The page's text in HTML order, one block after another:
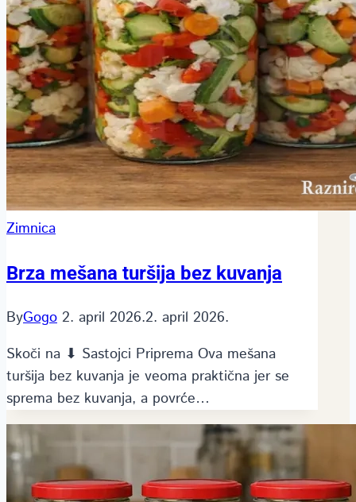
Zimnica
Brza mešana turšija bez kuvanja
ByGogo 2. april 2026.2. april 2026.
Skoči na ⬇ Sastojci Priprema Ova mešana
turšija bez kuvanja je veoma praktična jer se
sprema bez kuvanja, a povrće…